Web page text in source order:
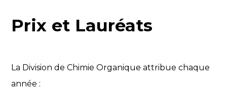
Prix et Lauréats
La Division de Chimie Organique attribue chaque
année :